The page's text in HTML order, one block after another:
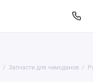
Запчасти для чемоданов